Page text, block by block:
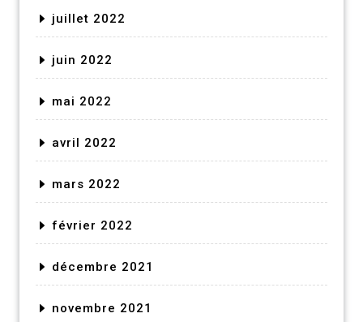
juillet 2022
juin 2022
mai 2022
avril 2022
mars 2022
février 2022
décembre 2021
novembre 2021